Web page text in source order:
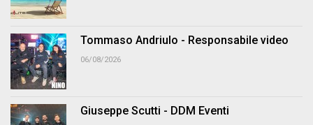
Tommaso Andriulo - Responsabile video
06/08/2026
Giuseppe Scutti - DDM Eventi